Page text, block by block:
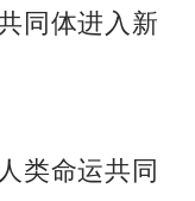
同体进入新
类命运共同